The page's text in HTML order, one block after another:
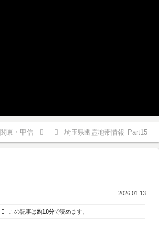
関東・甲信 埼玉県幽霊地帯情報_Part15
2026.01.13
この記事は約10分で読めます。